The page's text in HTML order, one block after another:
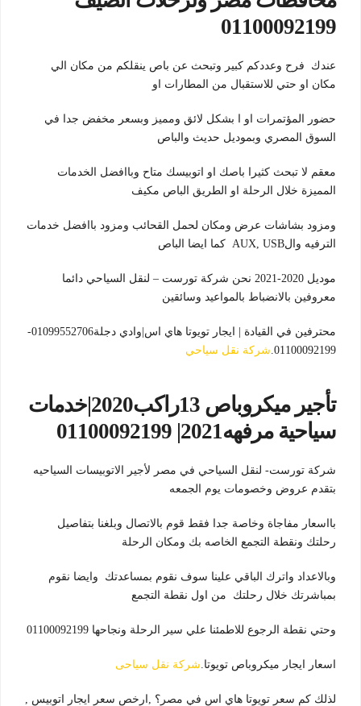
01100092199
عندك فرح وعددكم كبير وتبحث عن باص ينقلكم من مكان الي
مكان او حتي للاستقبال من المطارات او
حضور المؤتمرات او ا بشكل لائق ومميز وبسعر مخفض جدا في
السوق المصري وبموديل حديث والباص
معقم لا تبحث كثيرا باصك او اتوبيسك متاح وباافضل الخدمات
المميزة خلال الرحلة او الطريق الباص مكيف
ومزود بشاشات عرض ومكان لحمل القحائب ومزود باافضل خدمات
الترفيه والAUX, USB كما ايضا الباص
موديل 2020-2021 نحن شركة تورست – لنقل السياحي دائما
معروفين بالانضباط بالمواعيد وسائقين
محترفين في القيادة | ايجار تويوتا هاي اس|وادي دجلة01099552706-
01100092199. شركة نقل سياحي
تأجير ميكروباص 13راكب2020|خدمات
سياحية مرفهه2021| 01100092199
شركة تورست- لنقل السياحي في مصر لأجير الاتوبيسات السياحيه
بتقدم عروض وخصومات يوم الجمعه
بااسعار مفاجاة وخاصة جدا فقط قوم بالاتصال وبلغنا بتفاصيل
رحلتك ونقطة التجمع الخاصه بك ومكان الرحلة
وبالاعداد واترك الباقي علينا سوف نقوم بمساعدتك وايضا نقوم
بمباشرتك خلال رحلتك من اول نقطة التجمع
وحتي نقطة الرجوع للاطمئنا علي سير الرحلة ونجاحها 01100092199
اسعار ايجار ميكروباص تويوتا.شركة نقل سياحى
لذلك كم سعر تويوتا هاي اس في مصر؟ ,ارخص سعر ايجار اتوبيس ,